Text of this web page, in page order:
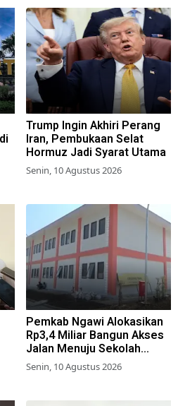
Trump Ingin Akhiri Perang
Iran, Pembukaan Selat
Hormuz Jadi Syarat Utama
Senin, 10 Agustus 2026
Pemkab Ngawi Alokasikan
Rp3,4 Miliar Bangun Akses
Jalan Menuju Sekolah
Rakyat Terintegrasi
Senin, 10 Agustus 2026